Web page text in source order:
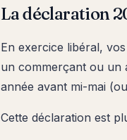
La déclaration
En exercice libéral,
un commerçant ou un
année avant mi-mai
Cette déclaration est